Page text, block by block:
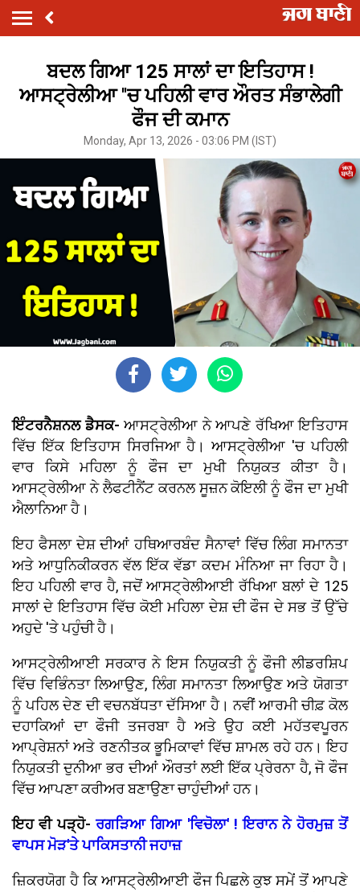
ਬਦਲ ਗਿਆ 125 ਸਾਲਾਂ ਦਾ ਇਤਿਹਾਸ !
ਆਸਟ੍ਰੇਲੀਆ ''ਚ ਪਹਿਲੀ ਵਾਰ ਔਰਤ ਸੰਭਾਲੇਗੀ
ਫੌਜ ਦੀ ਕਮਾਨ
Monday, Apr 13, 2026 - 03:06 PM (IST)
ਇੰਟਰਨੈਸ਼ਨਲ ਡੈਸਕ- ਆਸਟ੍ਰੇਲੀਆ ਨੇ ਆਪਣੇ ਰੱਖਿਆ ਇਤਿਹਾਸ
ਵਿੱਚ ਇੱਕ ਇਤਿਹਾਸ ਸਿਰਜਿਆ ਹੈ। ਆਸਟ੍ਰੇਲੀਆ 'ਚ ਪਹਿਲੀ
ਵਾਰ ਕਿਸੇ ਮਹਿਲਾ ਨੂੰ ਫੌਜ ਦਾ ਮੁਖੀ ਨਿਯੁਕਤ ਕੀਤਾ ਹੈ।
ਆਸਟ੍ਰੇਲੀਆ ਨੇ ਲੈਫਟੀਨੈਂਟ ਕਰਨਲ ਸੂਜ਼ਨ ਕੋਇਲੀ ਨੂੰ ਫੌਜ ਦਾ ਮੁਖੀ
ਐਲਾਨਿਆ ਹੈ।
ਇਹ ਫੈਸਲਾ ਦੇਸ਼ ਦੀਆਂ ਹਥਿਆਰਬੰਦ ਸੈਨਾਵਾਂ ਵਿੱਚ ਲਿੰਗ ਸਮਾਨਤਾ
ਅਤੇ ਆਧੁਨਿਕੀਕਰਨ ਵੱਲ ਇੱਕ ਵੱਡਾ ਕਦਮ ਮੰਨਿਆ ਜਾ ਰਿਹਾ ਹੈ।
ਇਹ ਪਹਿਲੀ ਵਾਰ ਹੈ, ਜਦੋਂ ਆਸਟ੍ਰੇਲੀਆਈ ਰੱਖਿਆ ਬਲਾਂ ਦੇ 125
ਸਾਲਾਂ ਦੇ ਇਤਿਹਾਸ ਵਿੱਚ ਕੋਈ ਮਹਿਲਾ ਦੇਸ਼ ਦੀ ਫੌਜ ਦੇ ਸਭ ਤੋਂ ਉੱਚੇ
ਅਹੁਦੇ 'ਤੇ ਪਹੁੰਚੀ ਹੈ।
ਆਸਟ੍ਰੇਲੀਆਈ ਸਰਕਾਰ ਨੇ ਇਸ ਨਿਯੁਕਤੀ ਨੂੰ ਫੌਜੀ ਲੀਡਰਸ਼ਿਪ
ਵਿੱਚ ਵਿਭਿੰਨਤਾ ਲਿਆਉਣ, ਲਿੰਗ ਸਮਾਨਤਾ ਲਿਆਉਣ ਅਤੇ ਯੋਗਤਾ
ਨੂੰ ਪਹਿਲ ਦੇਣ ਦੀ ਵਚਨਬੱਧਤਾ ਦੱਸਿਆ ਹੈ। ਨਵੀਂ ਆਰਮੀ ਚੀਫ਼ ਕੋਲ
ਦਹਾਕਿਆਂ ਦਾ ਫੌਜੀ ਤਜਰਬਾ ਹੈ ਅਤੇ ਉਹ ਕਈ ਮਹੱਤਵਪੂਰਨ
ਆਪ੍ਰੇਸ਼ਨਾਂ ਅਤੇ ਰਣਨੀਤਕ ਭੂਮਿਕਾਵਾਂ ਵਿੱਚ ਸ਼ਾਮਲ ਰਹੇ ਹਨ। ਇਹ
ਨਿਯੁਕਤੀ ਦੁਨੀਆ ਭਰ ਦੀਆਂ ਔਰਤਾਂ ਲਈ ਇੱਕ ਪ੍ਰੇਰਨਾ ਹੈ, ਜੋ ਫੌਜ
ਵਿੱਚ ਆਪਣਾ ਕਰੀਅਰ ਬਣਾਉਣਾ ਚਾਹੁੰਦੀਆਂ ਹਨ।
ਇਹ ਵੀ ਪੜ੍ਹੋ-ਰਗੜਿਆ ਗਿਆ 'ਵਿਚੋਲਾ' ! ਇਰਾਨ ਨੇ ਹੋਰਮੁਜ਼ ਤੋਂ
ਵਾਪਸ ਮੋੜ'ਤੇ ਪਾਕਿਸਤਾਨੀ ਜਹਾਜ਼
ਜ਼ਿਕਰਯੋਗ ਹੈ ਕਿ ਆਸਟ੍ਰੇਲੀਆਈ ਫੌਜ ਪਿਛਲੇ ਕੁਝ ਸਮੇਂ ਤੋਂ ਆਪਣੇ